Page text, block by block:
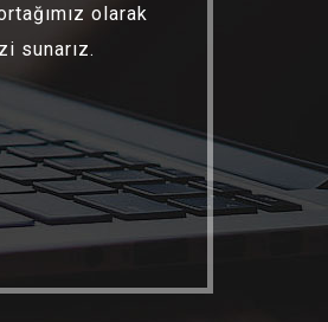
olarak
sunarız.